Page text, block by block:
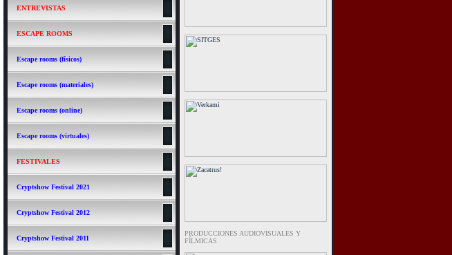
ENTREVISTAS
ESCAPE ROOMS
Escape rooms (físicos)
Escape rooms (materiales)
Escape rooms (online)
Escape rooms (virtuales)
FESTIVALES
Cryptshow Festival 2021
Cryptshow Festival 2012
Cryptshow Festival 2011
PRODUCCIONES AUDIOVISUALES Y
FÍLMICAS